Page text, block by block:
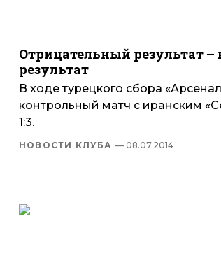
Отрицательный результат
результат
В ходе турецкого сбора
контрольный матч с иранским
1:3.
НОВОСТИ КЛУБА — 08.07.2014